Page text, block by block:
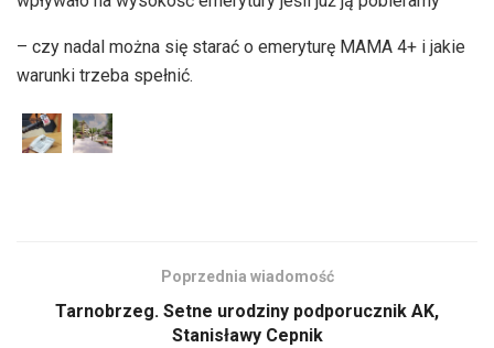
– czy nadal można się starać o emeryturę MAMA 4+ i jakie
warunki trzeba spełnić.
Poprzednia wiadomość
Tarnobrzeg. Setne urodziny podporucznik AK,
Stanisławy Cepnik